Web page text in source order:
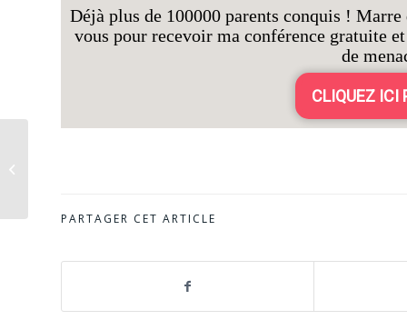
Déjà plus de 100000 parents conquis !
vous pour recevoir ma conférence gratuite
de
CLIQUEZ ICI
PARTAGER CET ARTICLE